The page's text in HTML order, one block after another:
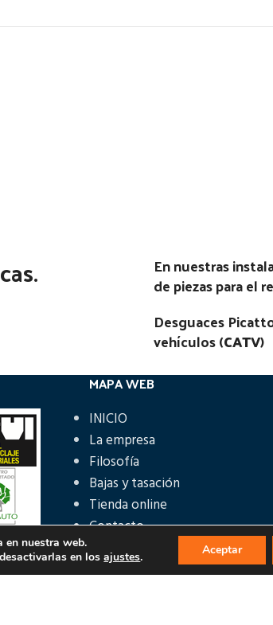
En nuestras
de piezas para el
Desguaces
vehículos (CATV)
MAPA WEB
INICIO
La empresa
Filosofía
Bajas y tasación
Tienda online
Contacto
en nuestra web.
en losajustes. Aceptar